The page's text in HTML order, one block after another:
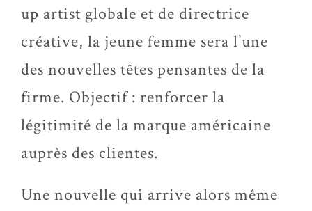
up artist globale et de directrice
créative, la jeune femme sera l’une
des nouvelles têtes pensantes de la
firme. Objectif : renforcer la
légitimité de la marque américaine
auprès des clientes.
Une nouvelle qui arrive alors même